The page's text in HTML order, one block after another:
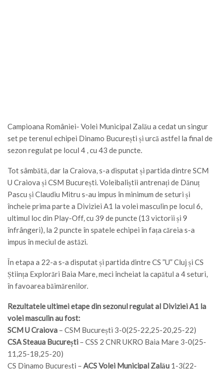
Campioana României- Volei Municipal Zalău a cedat un singur
set pe terenul echipei Dinamo București și urcă astfel la final de
sezon regulat pe locul 4 , cu 43 de puncte.
Tot sâmbătă, dar la Craiova, s-a disputat și partida dintre SCM
U Craiova și CSM București. Voleibaliștii antrenați de Dănuț
Pascu și Claudiu Mitru s-au impus în minimum de seturi și
încheie prima parte a Diviziei A1 la volei masculin pe locul 6,
ultimul loc din Play-Off, cu 39 de puncte (13 victorii și 9
înfrângeri), la 2 puncte în spatele echipei în fața căreia s-a
impus în meciul de astăzi.
În etapa a 22-a s-a disputat și partida dintre CS ”U” Cluj și CS
Știința Explorări Baia Mare, meci încheiat la capătul a 4 seturi,
în favoarea băimărenilor.
Rezultatele ultimei etape din sezonul regulat al Diviziei A1 la
volei masculin au fost:
SCM U Craiova – CSM București 3-0(25-22,25-20,25-22)
CSA Steaua București – CSS 2 CNR UKRO Baia Mare 3-0(25-
11,25-18,25-20)
CS Dinamo București – ACS Volei Municipal Zalău 1-3(22-